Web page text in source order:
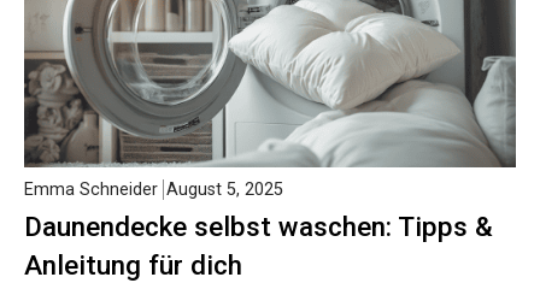
Daunendecke selbst waschen: Tipps &
Anleitung für dich
Emma Schneider August 5, 2025